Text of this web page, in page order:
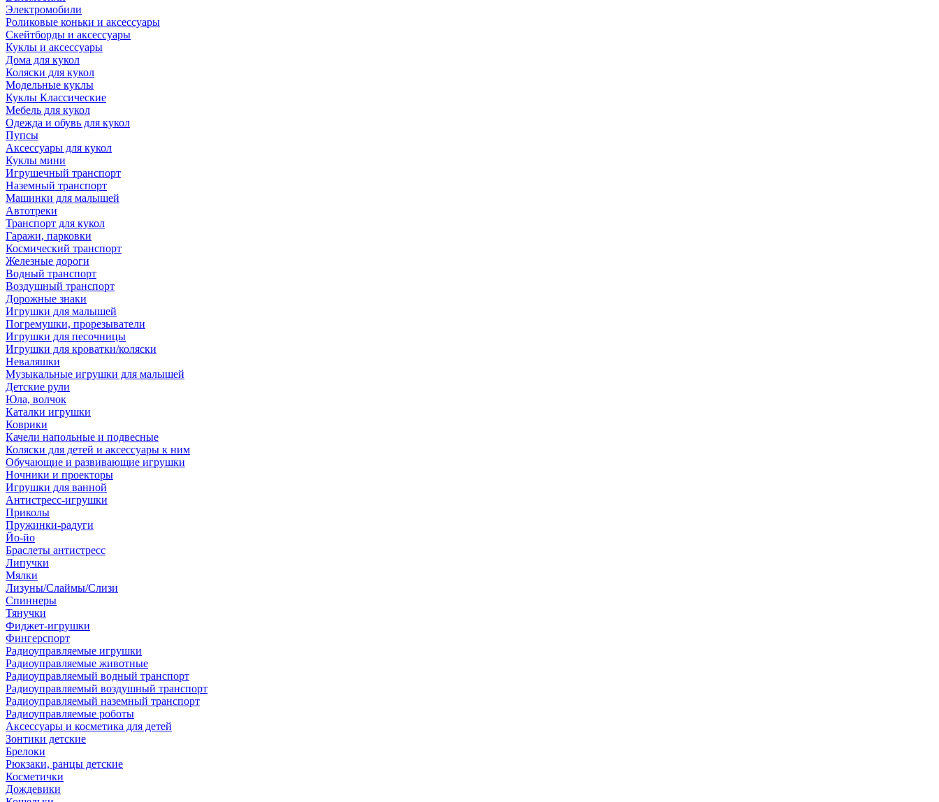
Электромобили
Роликовые коньки и аксессуары
Скейтборды и аксессуары
Куклы и аксессуары
Дома для кукол
Коляски для кукол
Модельные куклы
Куклы Классические
Мебель для кукол
Одежда и обувь для кукол
Пупсы
Аксессуары для кукол
Куклы мини
Игрушечный транспорт
Наземный транспорт
Машинки для малышей
Автотреки
Транспорт для кукол
Гаражи, парковки
Космический транспорт
Железные дороги
Водный транспорт
Воздушный транспорт
Дорожные знаки
Игрушки для малышей
Погремушки, прорезыватели
Игрушки для песочницы
Игрушки для кроватки/коляски
Неваляшки
Музыкальные игрушки для малышей
Детские рули
Юла, волчок
Каталки игрушки
Коврики
Качели напольные и подвесные
Коляски для детей и аксессуары к ним
Обучающие и развивающие игрушки
Ночники и проекторы
Игрушки для ванной
Антистресс-игрушки
Приколы
Пружинки-радуги
Йо-йо
Браслеты антистресс
Липучки
Мялки
Лизуны/Слаймы/Слизи
Спиннеры
Тянучки
Фиджет-игрушки
Фингерспорт
Радиоуправляемые игрушки
Радиоуправляемые животные
Радиоуправляемый водный транспорт
Радиоуправляемый воздушный транспорт
Радиоуправляемый наземный транспорт
Радиоуправляемые роботы
Аксессуары и косметика для детей
Зонтики детские
Брелоки
Рюкзаки, ранцы детские
Косметички
Дождевики